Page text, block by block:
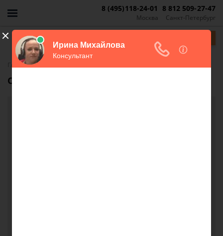
Москва
8 (495)118-24-01
Санкт-Петербург
8 812 509-27-47
Главная-FAQ
Обмен квартиры